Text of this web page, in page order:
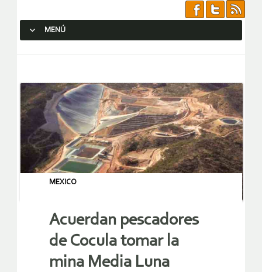
MENÚ
MEXICO
Acuerdan pescadores
de Cocula tomar la
mina Media Luna